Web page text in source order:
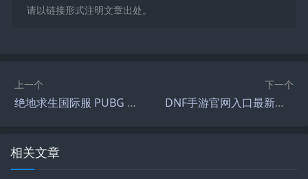
请以链接形式注明文章出处。
上一个
绝地求生国际服 PUBG 玩法全解析-绝地求生国际服 PUBG 玩家攻略与技巧分享
下一个
DNF手游官网入口最新地址-DNF手游官网入口下载与注册指南
相关文章